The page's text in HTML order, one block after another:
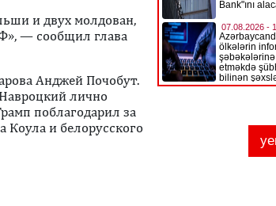
и двух молдован,
— сообщил глава
Анджей Почобут.
лично
поблагодарил за
Коула и белорусского